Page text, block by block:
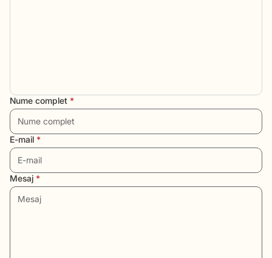
Nume complet *
E-mail *
Mesaj *